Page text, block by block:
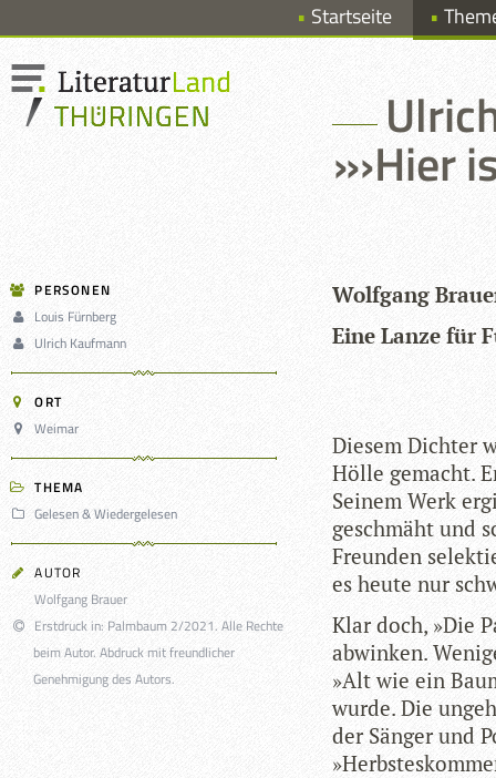
Startseite
»›Hier
PERSONEN
Louis Fürnberg
Ulrich Kaufmann
ORT
Weimar
THEMA
Gelesen & Wiedergelesen
AUTOR
Wolfgang Brauer
Erstdruck in: Palmbaum 2/2021. Alle Rechte
beim Autor. Abdruck mit freundlicher
Genehmigung des Autors.
Wolf­gang
Eine Lanze für
Die­sem Dich­ter
Hölle gemacht.
Sei­nem Werk
geschmäht und
Freun­den
es heute nur
Klar doch, »Die
abwin­ken.
»Alt wie ein
wurde. Die
der Sän­ger und